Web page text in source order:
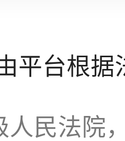
由平台根
民法院，